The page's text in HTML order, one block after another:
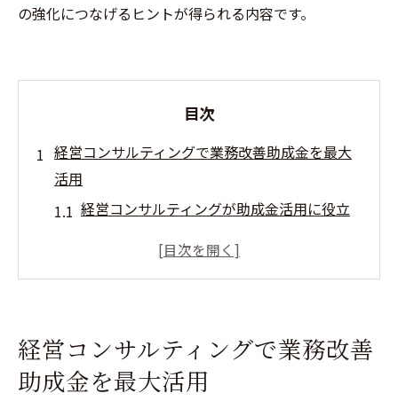
の強化につなげるヒントが得られる内容です。
目次
経営コンサルティングで業務改善助成金を最大
活用
経営コンサルティングが助成金活用に役立
業務改善助成金の対象企業と経営支援の関
動向
経営コンサルティングによる生産性向上の
経営コンサルティングで業務改善
助成金を最大活用